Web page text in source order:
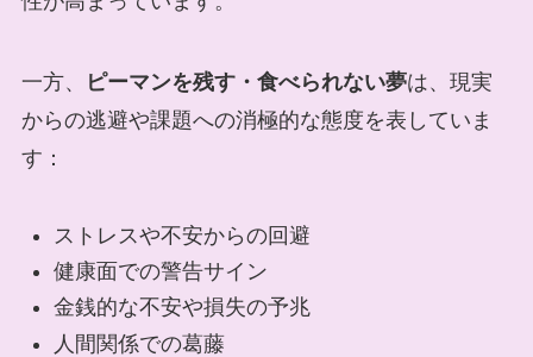
一方、 ピーマンを残す・食べられない夢は、現実
からの逃避や課題への消極的な態度を表していま
す：
ストレスや不安からの回避
健康面での警告サイン
金銭的な不安や損失の予兆
人間関係での葛藤